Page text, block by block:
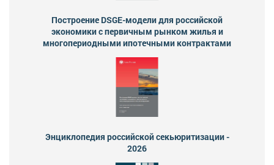
Построение DSGE-модели для российской
экономики с первичным рынком жилья и
многопериодными ипотечными контрактами
Энциклопедия российской секьюритизации -
2026